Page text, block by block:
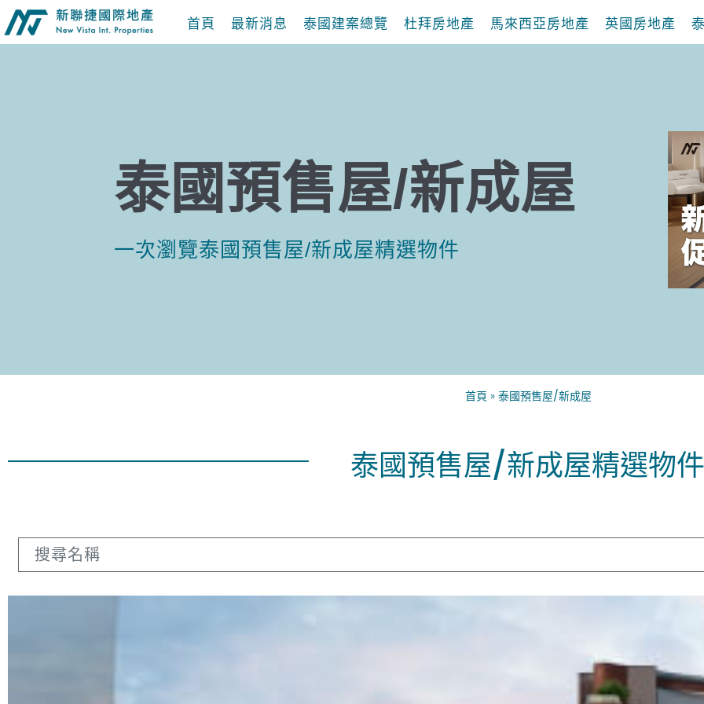
首頁 最新消息 泰國建案總覽 杜拜房地產 馬來西亞房地產 英國房地產
泰國預售屋/新成屋
一次瀏覽泰國預售屋/新成屋精選物件
首頁 » 泰國預售屋/新成屋
泰國預售屋/新成屋精選物